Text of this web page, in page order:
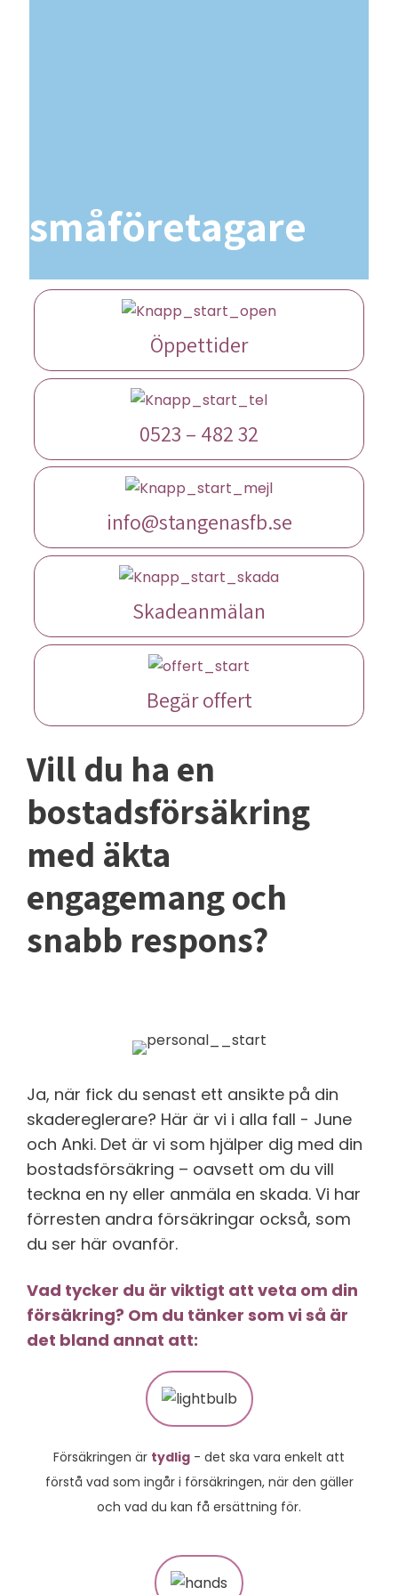
småföretagare
Öppettider
0523 – 482 32
info@stangenasfb.se
Skadeanmälan
Begär offert
Vill du ha en
bostadsförsäkring
med äkta
engagemang och
snabb respons?
Ja, när fick du senast ett ansikte på din
skadereglerare? Här är vi i alla fall - June
och Anki. Det är vi som hjälper dig med din
bostadsförsäkring – oavsett om du vill
teckna en ny eller anmäla en skada. Vi har
förresten andra försäkringar också, som
du ser här ovanför.
Vad tycker du är viktigt att veta om din
försäkring? Om du tänker som vi så är
det bland annat att:
Försäkringen är tydlig - det ska vara enkelt att
förstå vad som ingår i försäkringen, när den gäller
och vad du kan få ersättning för.